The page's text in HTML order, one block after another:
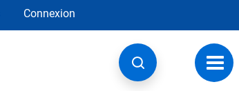
Connexion
à